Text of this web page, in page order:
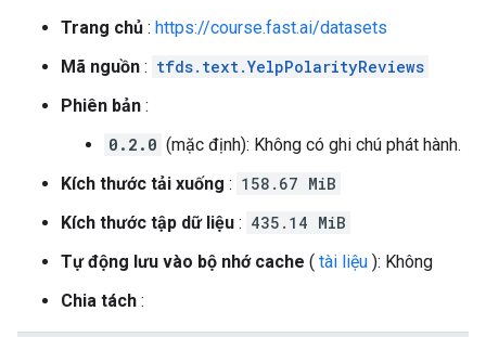
Trang chủ : https://course.fast.ai/datasets
Mã nguồn : tfds.text.YelpPolarityReviews
Phiên bản :
0.2.0 (mặc định): Không có ghi chú phát hành.
Kích thước tải xuống : 158.67 MiB
Kích thước tập dữ liệu : 435.14 MiB
Tự động lưu vào bộ nhớ cache ( tài liệu ): Không
Chia tách :